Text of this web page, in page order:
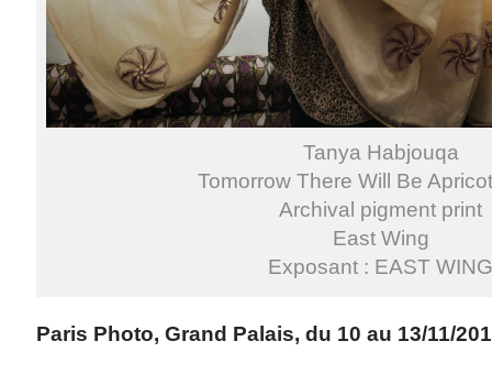
Tanya Habjouqa
Tomorrow There Will Be
Archival pigment print
East Wing
Exposant : EAST WING
Paris Photo, Grand Palais, du 10 au 13/11/